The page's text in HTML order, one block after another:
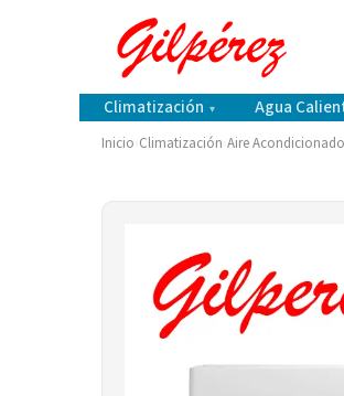
Climatización ▾ Agua
Inicio Climatización Aire Acondicionado